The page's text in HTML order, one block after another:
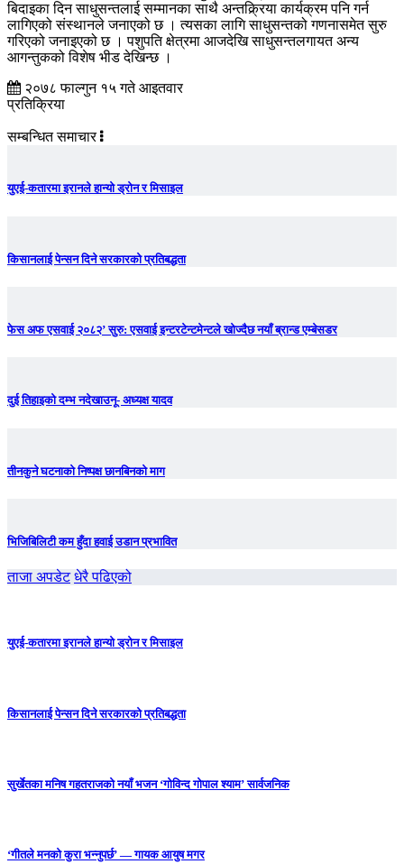
बिदाइका दिन साधुसन्तलाई सम्मानका साथै अन्तक्र्रिया कार्यक्रम पनि गर्न
लागिएको संस्थानले जनाएको छ । त्यसका लागि साधुसन्तको गणनासमेत सुरु
गरिएको जनाइएको छ । पशुपति क्षेत्रमा आजदेखि साधुसन्तलगायत अन्य
आगन्तुकको विशेष भीड देखिन्छ ।
२०७८ फाल्गुन १५ गते आइतवार
प्रतिक्रिया
सम्बन्धित समाचार
युएई-कतारमा इरानले हान्यो ड्रोन र मिसाइल
किसानलाई पेन्सन दिने सरकारको प्रतिबद्धता
फेस अफ एसवाई २०८२’ सुरु: एसवाई इन्टरटेन्टमेन्टले खोज्दैछ नयाँ ब्रान्ड एम्बेसडर
दुई तिहाइको दम्भ नदेखाउनू- अध्यक्ष यादव
तीनकुने घटनाकाे निष्पक्ष छानबिनकाे माग
भिजिबिलिटी कम हुँदा हवाई उडान प्रभावित
ताजा अपडेट धेरै पढिएको
युएई-कतारमा इरानले हान्यो ड्रोन र मिसाइल
किसानलाई पेन्सन दिने सरकारको प्रतिबद्धता
सुर्खेतका मनिष गहतराजको नयाँ भजन ‘गोविन्द गोपाल श्याम’ सार्वजनिक
‘गीतले मनको कुरा भन्नुपर्छ’ — गायक आयुष मगर